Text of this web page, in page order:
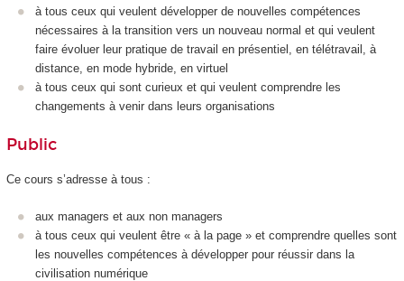
à tous ceux qui veulent développer de nouvelles compétences
nécessaires à la transition vers un nouveau normal et qui veulent
faire évoluer leur pratique de travail en présentiel, en télétravail, à
distance, en mode hybride, en virtuel
à tous ceux qui sont curieux et qui veulent comprendre les
changements à venir dans leurs organisations
Public
Ce cours s’adresse à tous :
aux managers et aux non managers
à tous ceux qui veulent être « à la page » et comprendre quelles sont
les nouvelles compétences à développer pour réussir dans la
civilisation numérique